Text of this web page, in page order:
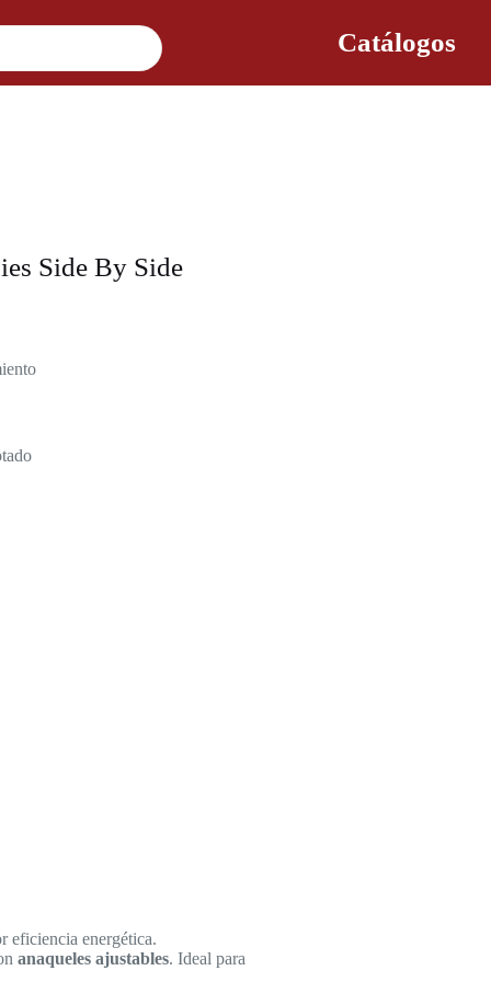
Catálogos
Side By Side
eficiencia energética.
anaqueles ajustables. Ideal para